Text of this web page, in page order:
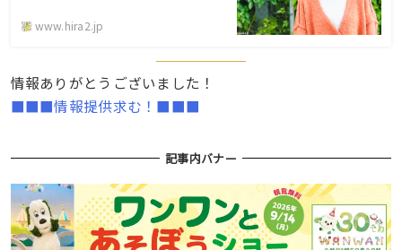
www.hira2.jp
情報ありがとうございました！
■■■情報提供求む！■■■
記事内バナー